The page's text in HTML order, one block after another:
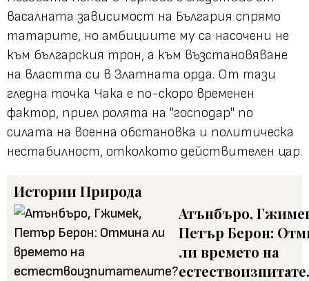
васалната зависимост на България спрямо
татарите, но амбициите му са насочени не
към българския трон, а към възстановяване
на властта си в Златната орда. От тази
гледна точка Чака е по-скоро временен
фактор, приел ролята на "господар" по
силата на военна обстановка и политическа
нестабилност, отколкото действителен цар.
ИсторииПрирода
Атънбъро,
Петър Берон:
ли времето на